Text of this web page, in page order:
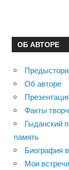
ОБ АВТОРЕ
Об авторе
Факты
Гыданский
память
Биография
Мои